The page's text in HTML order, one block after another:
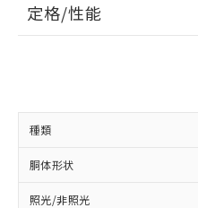
定格/性能
種類
胴体形状
照光/非照光